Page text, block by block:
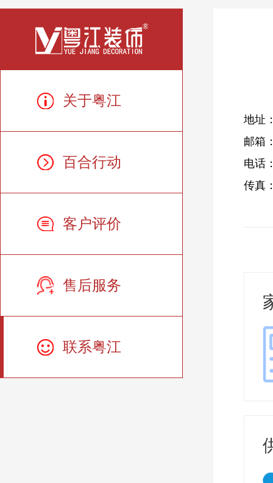
关于粤江
百合行动
客户评价
售后服务
联系粤江
地址
邮箱
电话
传真